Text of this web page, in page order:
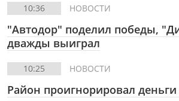
10:36 НОВОСТИ
"Автодор" поделил победы,
дважды выиграл
10:25 НОВОСТИ
Район проигнорировал деньги